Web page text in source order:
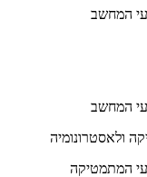
המחשב
המחשב
ולאסטרונומיה
המתמטיקה